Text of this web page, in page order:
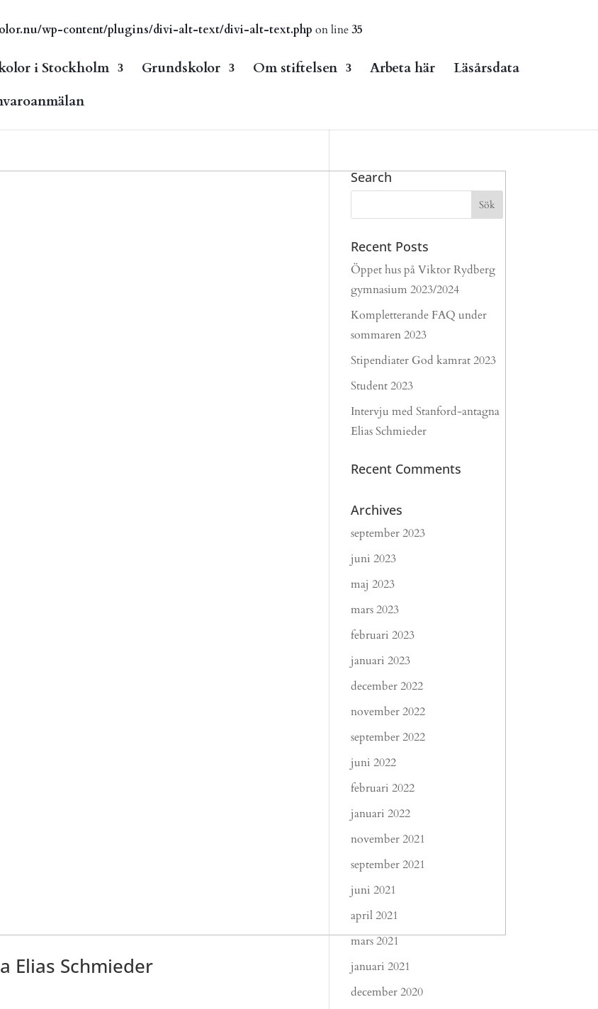
wp-content/plugins/divi-alt-text/divi-alt-text.php on line35
i Stockholm Grundskolor Om stiftelsen Arbeta här
Läsårsdata
Elias Schmieder
Search
Recent Posts
Öppet hus på Viktor Rydberg
gymnasium 2023/2024
Kompletterande FAQ under
sommaren 2023
Stipendiater God kamrat 2023
Student 2023
Intervju med Stanford-antagna
Elias Schmieder
Recent Comments
Archives
september 2023
juni 2023
maj 2023
mars 2023
februari 2023
januari 2023
december 2022
november 2022
september 2022
juni 2022
februari 2022
januari 2022
november 2021
september 2021
juni 2021
april 2021
mars 2021
januari 2021
december 2020